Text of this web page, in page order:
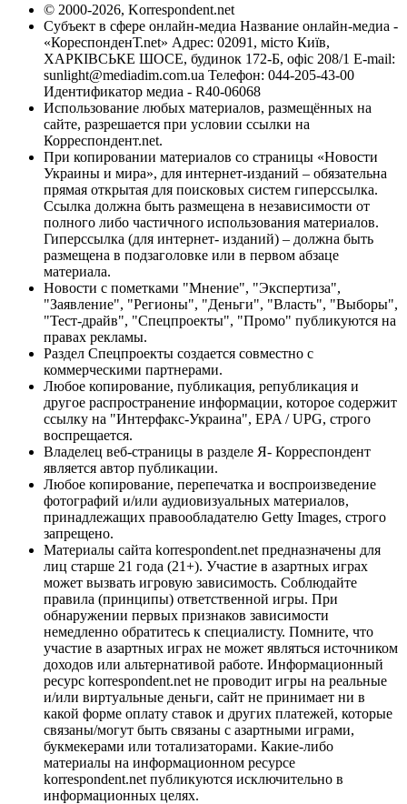
© 2000-2026, Korrespondent.net
Субъект в сфере онлайн-медиа Название онлайн-медиа -
«КореспонденТ.net» Адрес: 02091, місто Київ,
ХАРКІВСЬКЕ ШОСЕ, будинок 172-Б, офіс 208/1 E-mail:
sunlight@mediadim.com.ua Телефон: 044-205-43-00
Идентификатор медиа - R40-06068
Использование любых материалов, размещённых на
сайте, разрешается при условии ссылки на
Корреспондент.net.
При копировании материалов со страницы «Новости
Украины и мира», для интернет-изданий – обязательна
прямая открытая для поисковых систем гиперссылка.
Ссылка должна быть размещена в независимости от
полного либо частичного использования материалов.
Гиперссылка (для интернет- изданий) – должна быть
размещена в подзаголовке или в первом абзаце
материала.
Новости с пометками "Мнение", "Экспертиза",
"Заявление", "Регионы", "Деньги", "Власть", "Выборы",
"Тест-драйв", "Спецпроекты", "Промо" публикуются на
правах рекламы.
Раздел Спецпроекты создается совместно с
коммерческими партнерами.
Любое копирование, публикация, републикация и
другое распространение информации, которое содержит
ссылку на "Интерфакс-Украина", EPA / UPG, строго
воспрещается.
Владелец веб-страницы в разделе Я- Корреспондент
является автор публикации.
Любое копирование, перепечатка и воспроизведение
фотографий и/или аудиовизуальных материалов,
принадлежащих правообладателю Getty Images, строго
запрещено.
Материалы сайта korrespondent.net предназначены для
лиц старше 21 года (21+). Участие в азартных играх
может вызвать игровую зависимость. Соблюдайте
правила (принципы) ответственной игры. При
обнаружении первых признаков зависимости
немедленно обратитесь к специалисту. Помните, что
участие в азартных играх не может являться источником
доходов или альтернативой работе. Информационный
ресурс korrespondent.net не проводит игры на реальные
и/или виртуальные деньги, сайт не принимает ни в
какой форме оплату ставок и других платежей, которые
связаны/могут быть связаны с азартными играми,
букмекерами или тотализаторами. Какие-либо
материалы на информационном ресурсе
korrespondent.net публикуются исключительно в
информационных целях.